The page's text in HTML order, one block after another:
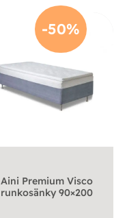
-50%
Aini Premium Visco
runkosänky 90×200